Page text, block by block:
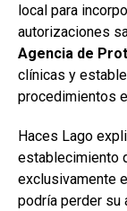
local para
autorizaciones
Agencia de
clínicas y
procedimientos
Haces Lago
establecimiento
exclusivamente
podría perder su